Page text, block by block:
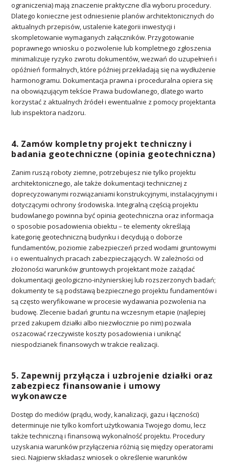
ograniczenia) mają znaczenie praktyczne dla wyboru procedury.
Dlatego konieczne jest odniesienie planów architektonicznych do
aktualnych przepisów, ustalenie kategorii inwestycji i
skompletowanie wymaganych załączników. Przygotowanie
poprawnego wniosku o pozwolenie lub kompletnego zgłoszenia
minimalizuje ryzyko zwrotu dokumentów, wezwań do uzupełnień i
opóźnień formalnych, które później przekładają się na wydłużenie
harmonogramu. Dokumentacja prawna i proceduralna opiera się
na obowiązującym tekście Prawa budowlanego, dlatego warto
korzystać z aktualnych źródeł i ewentualnie z pomocy projektanta
lub inspektora nadzoru.
4. Zamów kompletny projekt techniczny i
badania geotechniczne (opinia geotechniczna)
Zanim ruszą roboty ziemne, potrzebujesz nie tylko projektu
architektonicznego, ale także dokumentacji technicznej z
doprecyzowanymi rozwiązaniami konstrukcyjnymi, instalacyjnymi i
dotyczącymi ochrony środowiska. Integralną częścią projektu
budowlanego powinna być opinia geotechniczna oraz informacja
o sposobie posadowienia obiektu – te elementy określają
kategorię geotechniczną budynku i decydują o doborze
fundamentów, poziomie zabezpieczeń przed wodami gruntowymi
i o ewentualnych pracach zabezpieczających. W zależności od
złożoności warunków gruntowych projektant może zażądać
dokumentacji geologiczno-inżynierskiej lub rozszerzonych badań;
dokumenty te są podstawą bezpiecznego projektu fundamentów i
są często weryfikowane w procesie wydawania pozwolenia na
budowę. Zlecenie badań gruntu na wczesnym etapie (najlepiej
przed zakupem działki albo niezwłocznie po nim) pozwala
oszacować rzeczywiste koszty posadowienia i uniknąć
niespodzianek finansowych w trakcie realizacji.
5. Zapewnij przyłącza i uzbrojenie działki oraz
zabezpiecz finansowanie i umowy
wykonawcze
Dostęp do mediów (prądu, wody, kanalizacji, gazu i łączności)
determinuje nie tylko komfort użytkowania Twojego domu, lecz
także techniczną i finansową wykonalność projektu. Procedury
uzyskania warunków przyłączenia różnią się między operatorami
sieci. Najpierw składasz wniosek o określenie warunków